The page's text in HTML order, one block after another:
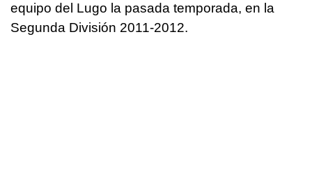
equipo del Lugo la pasada temporada, en la
Segunda División 2011-2012.